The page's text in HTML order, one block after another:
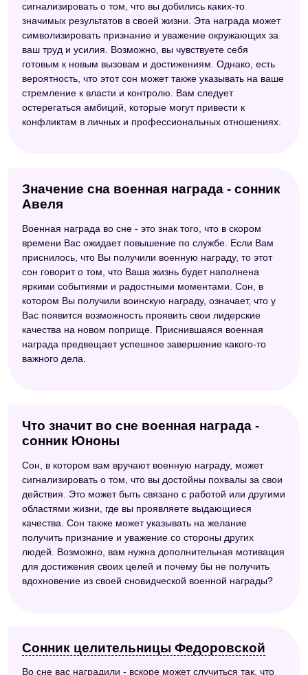
сигнализировать о том, что вы добились каких-то
значимых результатов в своей жизни. Эта награда может
символизировать признание и уважение окружающих за
ваш труд и усилия. Возможно, вы чувствуете себя
готовым к новым вызовам и достижениям. Однако, есть
вероятность, что этот сон может также указывать на ваше
стремление к власти и контролю. Вам следует
остерегаться амбиций, которые могут привести к
конфликтам в личных и профессиональных отношениях.
Значение сна военная награда - сонник
Авеля
Военная награда во сне - это знак того, что в скором
времени Вас ожидает повышение по службе. Если Вам
приснилось, что Вы получили военную награду, то этот
сон говорит о том, что Ваша жизнь будет наполнена
яркими событиями и радостными моментами. Сон, в
котором Вы получили воинскую награду, означает, что у
Вас появится возможность проявить свои лидерские
качества на новом поприще. Приснившаяся военная
награда предвещает успешное завершение какого-то
важного дела.
Что значит во сне военная награда -
сонник Юноны
Сон, в котором вам вручают военную награду, может
сигнализировать о том, что вы достойны похвалы за свои
действия. Это может быть связано с работой или другими
областями жизни, где вы проявляете выдающиеся
качества. Сон также может указывать на желание
получить признание и уважение со стороны других
людей. Возможно, вам нужна дополнительная мотивация
для достижения своих целей и почему бы не получить
вдохновение из своей сновидческой военной награды?
Сонник целительницы Федоровской
Во сне вас наградили - вскоре может случиться так, что